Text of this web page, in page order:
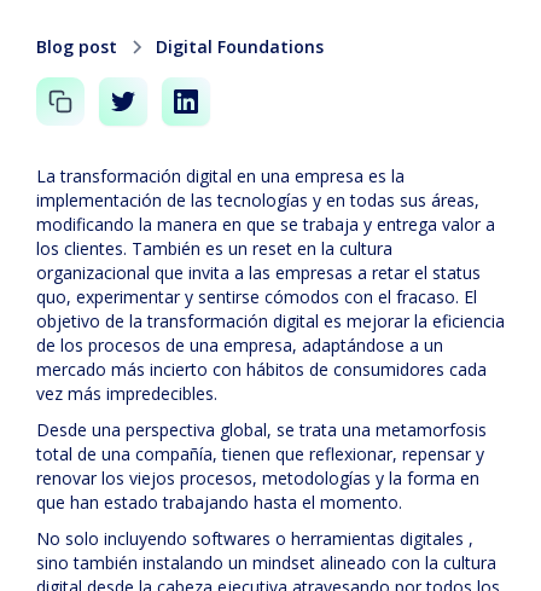
Blog post Digital Foundations
La transformación digital en una empresa es la
implementación de las tecnologías y en todas sus áreas,
modificando la manera en que se trabaja y entrega valor a
los clientes. También es un reset en la cultura
organizacional que invita a las empresas a retar el status
quo, experimentar y sentirse cómodos con el fracaso. El
objetivo de la transformación digital es mejorar la eficiencia
de los procesos de una empresa, adaptándose a un
mercado más incierto con hábitos de consumidores cada
vez más impredecibles.
Desde una perspectiva global, se trata una metamorfosis
total de una compañía, tienen que reflexionar, repensar y
renovar los viejos procesos, metodologías y la forma en
que han estado trabajando hasta el momento.
No solo incluyendo softwares o herramientas digitales ,
sino también instalando un mindset alineado con la cultura